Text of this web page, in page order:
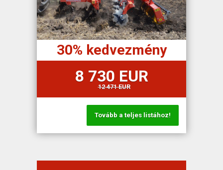
30% kedvezmény
8 730 EUR
12 471 EUR
Tovább a teljes listához!